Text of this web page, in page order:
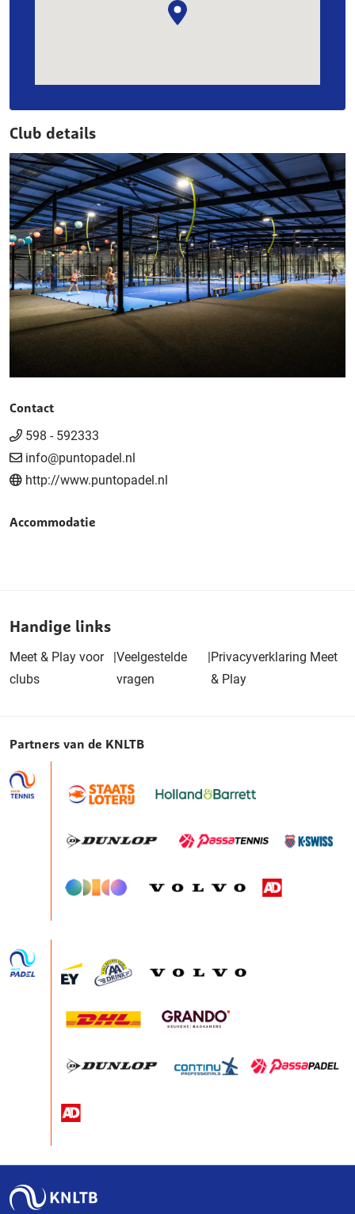
Club details
Contact
598 - 592333
info@puntopadel.nl
http://www.puntopadel.nl
Accommodatie
Handige links
Meet & Play voor
clubs
|Veelgestelde
vragen
|Privacyverklaring Meet
& Play
Partners van de KNLTB